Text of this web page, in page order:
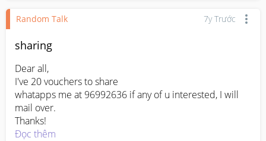
Random Talk 7y Trước
sharing
Dear all,
I've 20 vouchers to share
whatapps me at 96992636 if any of u interested, I will
mail over.
Thanks!
Đọc thêm